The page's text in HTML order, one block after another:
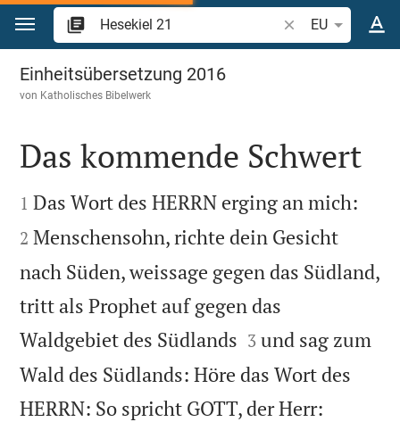
Zum Inhalt springen
Bibelstelle oder
EU
Hesekiel 21
Einheitsübersetzung 2016
von Katholisches Bibelwerk

Das kommende Schwert

1 Das Wort des HERRN erging an mich:
2 Menschensohn, richte dein Gesicht
nach Süden, weissage gegen das Südland,
tritt als Prophet auf gegen das
Waldgebiet des Südlands 

3 und sag zum
Wald des Südlands: Höre das Wort des
HERRN: So spricht GOTT, der Herr: